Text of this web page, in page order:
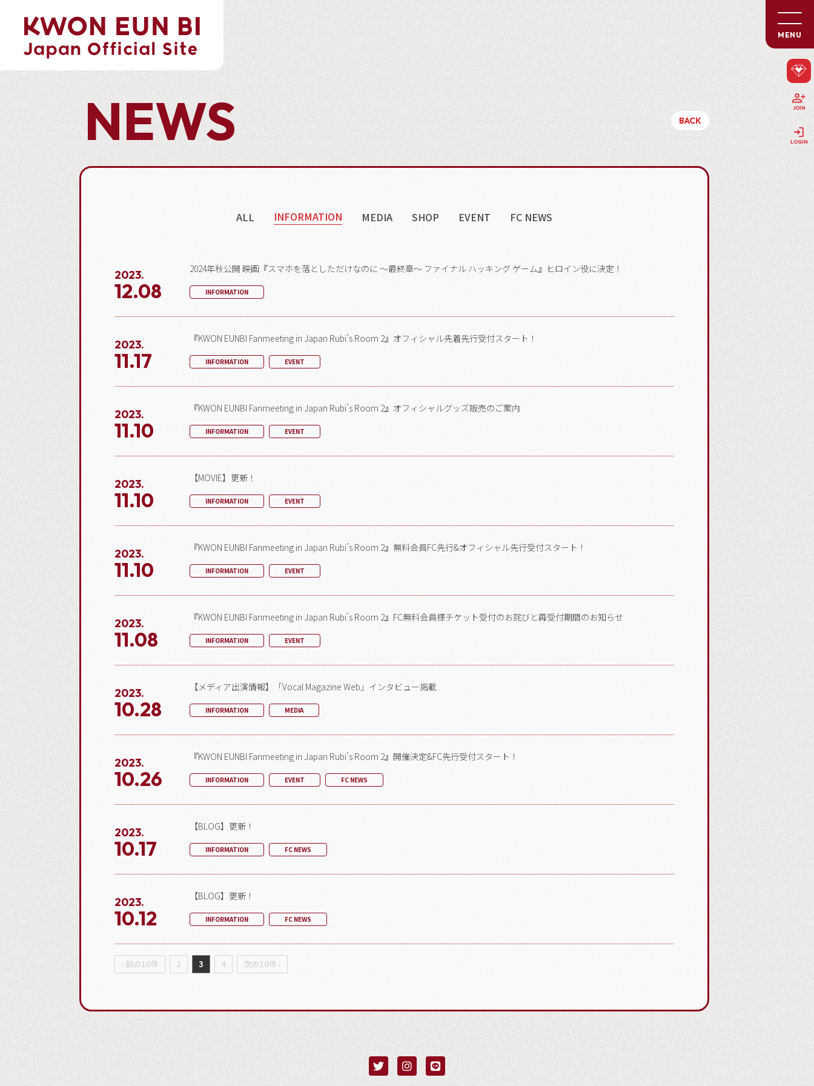
MENU
NEWS BACK
ALL INFORMATION MEDIA SHOP EVENT FC NEWS
2023.
12.08
2024年秋公開 映画『スマホを落としただけなのに ～最終章～ ファイナル ハッキング ゲーム』ヒロイン役に決定！
INFORMATION
2023.
11.17
『KWON EUNBI Fanmeeting in Japan Rubi’s Room 2』オフィシャル先着先行受付スタート！
INFORMATION EVENT
2023.
11.10
『KWON EUNBI Fanmeeting in Japan Rubi’s Room 2』オフィシャルグッズ販売のご案内
INFORMATION EVENT
2023.
11.10
【MOVIE】更新！
INFORMATION EVENT
2023.
11.10
『KWON EUNBI Fanmeeting in Japan Rubi’s Room 2』無料会員FC先行&オフィシャル先行受付スタート！
INFORMATION EVENT
2023.
11.08
『KWON EUNBI Fanmeeting in Japan Rubi’s Room 2』FC無料会員様チケット受付のお詫びと再受付期間のお知らせ
INFORMATION EVENT
2023.
10.28
【メディア出演情報】「Vocal Magazine Web」インタビュー掲載
INFORMATION MEDIA
2023.
10.26
『KWON EUNBI Fanmeeting in Japan Rubi’s Room 2』開催決定&FC先行受付スタート！
INFORMATION EVENT FC NEWS
2023.
10.17
【BLOG】更新！
INFORMATION FC NEWS
2023.
10.12
【BLOG】更新！
INFORMATION FC NEWS
‹ 前の10件 2 3 4 次の10件 ›
JOIN
LOGIN